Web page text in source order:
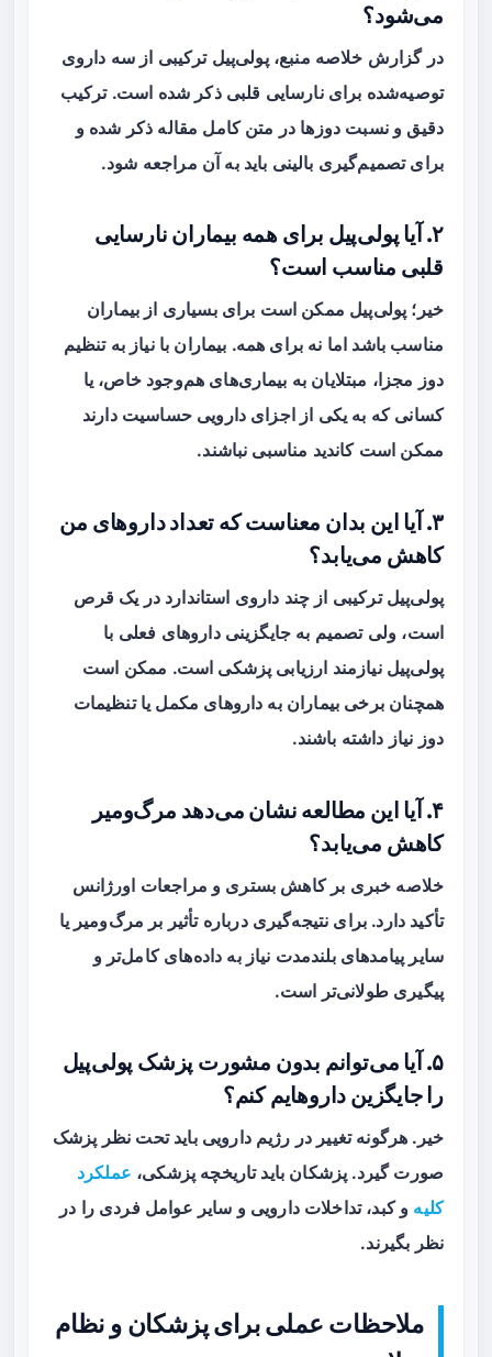
می‌شود؟
در گزارش خلاصه منبع، پولی‌پیل ترکیبی از سه داروی
توصیه‌شده برای نارسایی قلبی ذکر شده است. ترکیب
دقیق و نسبت دوزها در متن کامل مقاله ذکر شده و
برای تصمیم‌گیری بالینی باید به آن مراجعه شود.
۲. آیا پولی‌پیل برای همه بیماران نارسایی
قلبی مناسب است؟
خیر؛ پولی‌پیل ممکن است برای بسیاری از بیماران
مناسب باشد اما نه برای همه. بیماران با نیاز به تنظیم
دوز مجزا، مبتلایان به بیماری‌های هم‌وجود خاص، یا
کسانی که به یکی از اجزای دارویی حساسیت دارند
ممکن است کاندید مناسبی نباشند.
۳. آیا این بدان معناست که تعداد داروهای من
کاهش می‌یابد؟
پولی‌پیل ترکیبی از چند داروی استاندارد در یک قرص
است، ولی تصمیم به جایگزینی داروهای فعلی با
پولی‌پیل نیازمند ارزیابی پزشکی است. ممکن است
همچنان برخی بیماران به داروهای مکمل یا تنظیمات
دوز نیاز داشته باشند.
۴. آیا این مطالعه نشان می‌دهد مرگ‌ومیر
کاهش می‌یابد؟
خلاصه خبری بر کاهش بستری و مراجعات اورژانس
تأکید دارد. برای نتیجه‌گیری درباره تأثیر بر مرگ‌ومیر یا
سایر پیامدهای بلندمدت نیاز به داده‌های کامل‌تر و
پیگیری طولانی‌تر است.
۵. آیا می‌توانم بدون مشورت پزشک پولی‌پیل
را جایگزین داروهایم کنم؟
خیر. هرگونه تغییر در رژیم دارویی باید تحت نظر پزشک
صورت گیرد. پزشکان باید تاریخچه پزشکی، عملکرد
کلیه و کبد، تداخلات دارویی و سایر عوامل فردی را در
نظر بگیرند.
ملاحظات عملی برای پزشکان و نظام